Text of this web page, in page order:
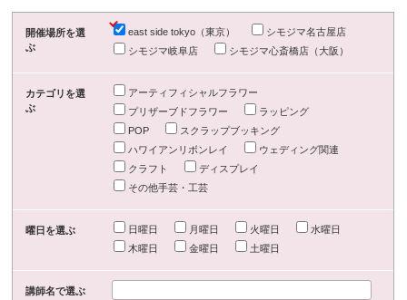
開催場所を選
ぶ
east side tokyo（東京）
シモジマ名古屋店
シモジマ岐阜店
シモジマ心斎橋店（大阪）
カテゴリを選
ぶ
アーティフィシャルフラワー
プリザーブドフラワー
ラッピング
POP
スクラップブッキング
ハワイアンリボンレイ
ウェディング関連
クラフト
ディスプレイ
その他手芸・工芸
曜日を選ぶ 日曜日 月曜日 火曜日
水曜日
木曜日
金曜日 土曜日
講師名で選ぶ